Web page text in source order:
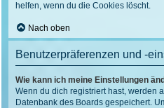
helfen, wenn du die Cookies löscht.
Nach oben
Benutzerpräferenzen und -
Wie kann ich meine Einstellungen
Wenn du dich registriert hast, werden
Datenbank des Boards gespeichert.